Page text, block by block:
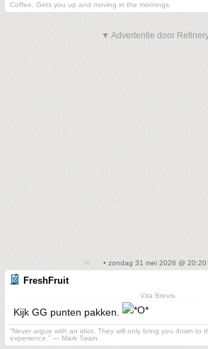
Coffee. Gets you up and moving in the mornings.
▼ Advertentie door
• zondag 31 mei 2026 @ 20:20
FreshFruit
Vita Brevis.
Kijk GG punten pakken.
“Never argue with an idiot. They will only bring you down to
experience.” ― Mark Twain.